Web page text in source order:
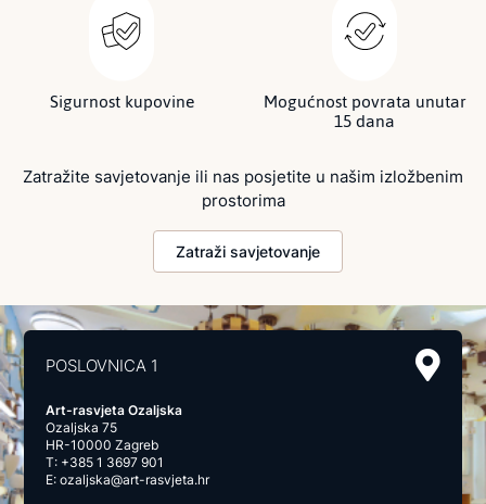
Sigurnost kupovine Mogućnost povrata unutar
15 dana
Zatražite savjetovanje ili nas posjetite u našim izložbenim
prostorima
Zatraži savjetovanje
POSLOVNICA 1
Art-rasvjeta Ozaljska
Ozaljska 75
HR-10000 Zagreb
T: +385 1 3697 901
E:ozaljska@art-rasvjeta.hr